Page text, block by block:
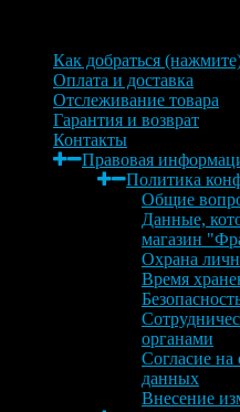
Как добраться
Оплата и доставка
Отслеживание товара
Гарантия и возврат
Контакты
Правовая
Политика
Общие
Данные,
магазин
Охрана
Время
органами
Согласие на
данных
Внесение